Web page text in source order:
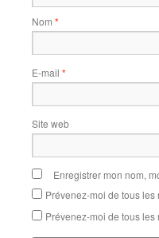
Nom *
E-mail *
Site web
Enregistrer mon nom,
Prévenez-moi de tous
Prévenez-moi de tous